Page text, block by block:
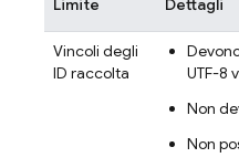
Limite Dettagli
Vincoli degli
ID raccolta
UTF-8
Non
Non